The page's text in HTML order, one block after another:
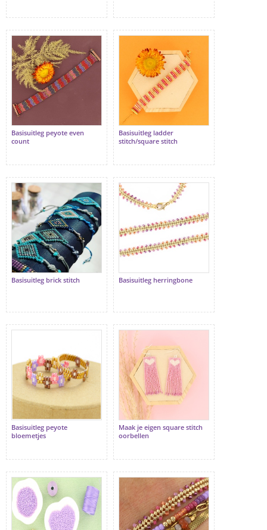
Basisuitleg peyote even
count
Basisuitleg ladder
stitch/square stitch
Basisuitleg brick stitch Basisuitleg herringbone
Basisuitleg peyote
bloemetjes
Maak je eigen square stitch
oorbellen